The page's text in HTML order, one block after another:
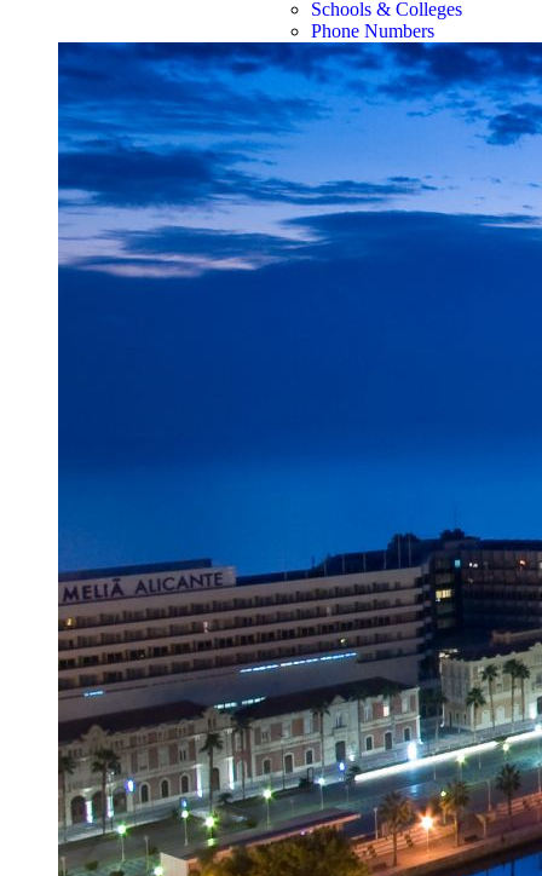
Schools & Colleges
Phone Numbers